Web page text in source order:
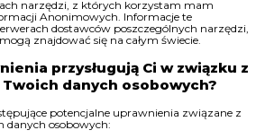
narzędzi, z których korzystam mam
Anonimowych. Informacje te
dostawców poszczególnych narzędzi,
znajdować się na całym świecie.
przysługują Ci w związku z
danych osobowych?
potencjalne uprawnienia związane z
danych osobowych: